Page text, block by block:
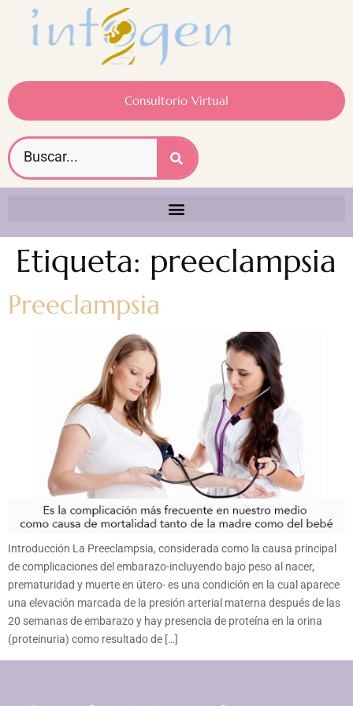
Consultorio Virtual
Etiqueta: preeclampsia
Preeclampsia
Introducción La Preeclampsia, considerada como la causa principal
de complicaciones del embarazo-incluyendo bajo peso al nacer,
prematuridad y muerte en útero- es una condición en la cual aparece
una elevación marcada de la presión arterial materna después de las
20 semanas de embarazo y hay presencia de proteína en la orina
(proteinuria) como resultado de […]